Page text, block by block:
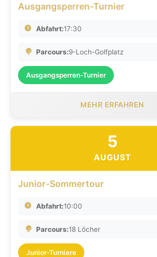
Ausgangsperren-Turnier
Abfahrt:17:30
Parcours:9-Loch-Golfplatz
Ausgangsperren-Turnier
MEHR ERFAHREN
5
AUGUST
Junior-Sommertour
Abfahrt:10:00
Parcours:18 Löcher
Junior-Turniere